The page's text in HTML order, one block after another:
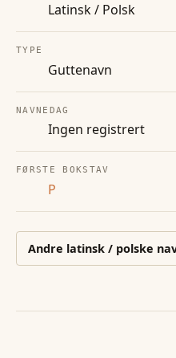
Latinsk / Polsk
TYPE
Guttenavn
NAVNEDAG
Ingen registrert
FØRSTE BOKSTAV
P
Andre latinsk / polske